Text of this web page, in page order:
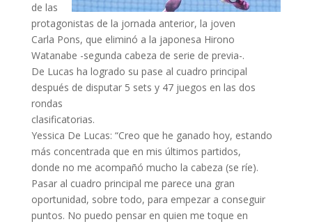
de las
protagonistas de la jornada anterior, la joven
Carla Pons, que eliminó a la japonesa Hirono
Watanabe -segunda cabeza de serie de previa-.
De Lucas ha logrado su pase al cuadro principal
después de disputar 5 sets y 47 juegos en las dos
rondas
clasificatorias.
Yessica De Lucas: “Creo que he ganado hoy, estando
más concentrada que en mis últimos partidos,
donde no me acompañó mucho la cabeza (se ríe).
Pasar al cuadro principal me parece una gran
oportunidad, sobre todo, para empezar a conseguir
puntos. No puedo pensar en quien me toque en